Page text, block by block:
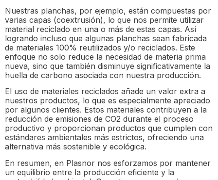
Nuestras planchas, por ejemplo, están compuestas por
varias capas (coextrusión), lo que nos permite utilizar
material reciclado en una o más de estas capas. Así
logrando incluso que algunas planchas sean fabricada
de materiales 100% reutilizados y/o reciclados. Este
enfoque no solo reduce la necesidad de materia prima
nueva, sino que también disminuye significativamente la
huella de carbono asociada con nuestra producción.
El uso de materiales reciclados añade un valor extra a
nuestros productos, lo que es especialmente apreciado
por algunos clientes. Estos materiales contribuyen a la
reducción de emisiones de CO2 durante el proceso
productivo y proporcionan productos que cumplen con
estándares ambientales más estrictos, ofreciendo una
alternativa más sostenible y ecológica.
En resumen, en Plasnor nos esforzamos por mantener
un equilibrio entre la producción eficiente y la